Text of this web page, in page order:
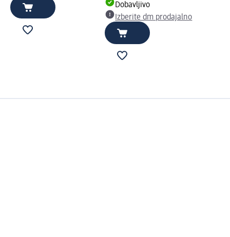
Dobavljivo
Izberite dm prodajalno